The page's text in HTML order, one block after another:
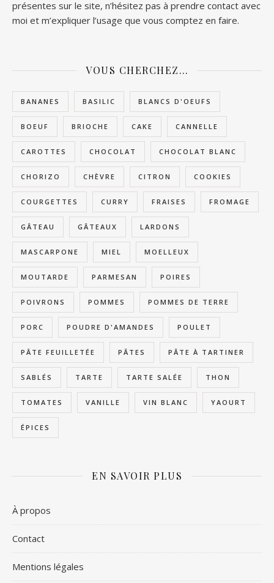
présentes sur le site, n’hésitez pas à prendre contact avec
moi et m’expliquer l’usage que vous comptez en faire.
VOUS CHERCHEZ…
BANANES BASILIC BLANCS D'OEUFS
BOEUF BRIOCHE CAKE CANNELLE
CAROTTES CHOCOLAT CHOCOLAT BLANC
CHORIZO CHÈVRE CITRON COOKIES
COURGETTES CURRY FRAISES FROMAGE
GÂTEAU GÂTEAUX LARDONS
MASCARPONE MIEL MOELLEUX
MOUTARDE PARMESAN POIRES
POIVRONS POMMES POMMES DE TERRE
PORC POUDRE D'AMANDES POULET
PÂTE FEUILLETÉE PÂTES PÂTE À TARTINER
SABLÉS TARTE TARTE SALÉE THON
TOMATES VANILLE VIN BLANC YAOURT
ÉPICES
EN SAVOIR PLUS
À propos
Contact
Mentions légales